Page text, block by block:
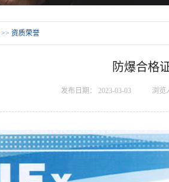
>> 资质荣誉
防爆合格
发布日期： 2023-03-03 浏览